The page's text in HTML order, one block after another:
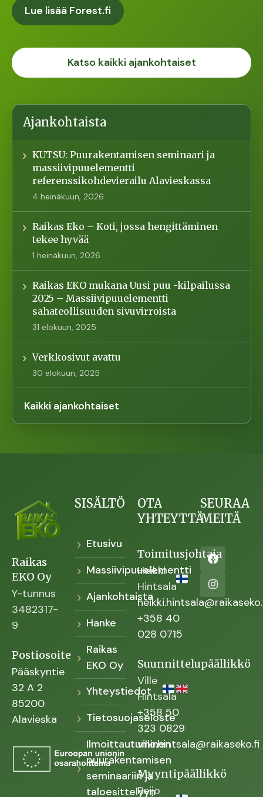
Lue lisää Forest.fi
Katso kaikki ajankohtaiset
Ajankohtaista
KUTSU: Puurakentamisen seminaari ja
massiivipuuelementti
referenssikohdevierailu Alavieskassa
4 heinäkuun, 2026
Raikas Eko – Koti, jossa hengittäminen
tekee hyvää
1 heinäkuun, 2026
Raikas EKO mukana Uusi puu -kilpailussa
2025 – Massiivipuuelementti
sahateollisuuden sivuvirroista
31 elokuun, 2025
Verkkosivut avattu
30 elokuun, 2025
Kaikki ajankohtaiset
Raikas
EKO Oy
Y-tunnus
3482317-
9
Postiosoite
Pääskyntie
32 A 2
85200
Alavieska
SISÄLTÖ
Etusivu
Massiivipuuelementti
Ajankohtaista
Hanke
Raikas
EKO Oy
Yhteystiedot
Tietosuojaseloste
Ilmoittautuminen
puurakentamisen
seminaariin ja
taloesittelyyn
OTA
YHTEYTTÄ
Toimitusjohtaja
Heikki
Hintsala
+358 40
028 0715
Suunnittelupäällikkö
Ville
Hintsala
+358 50
323 0829
ville.hintsala@raikaseko.fi
Myyntipäällikkö
Reijo
SEURAA
MEITÄ